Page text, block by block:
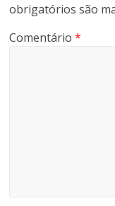
obrigatórios são
Comentário*